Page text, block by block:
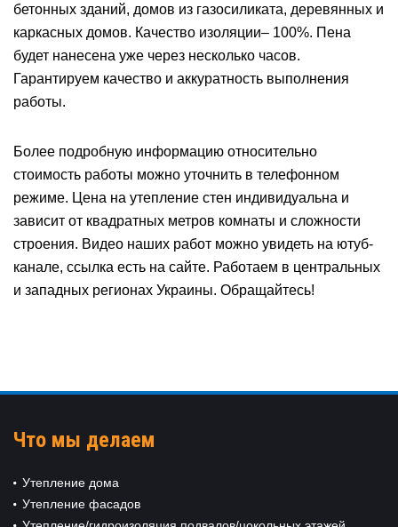
бетонных зданий, домов из газосиликата, деревянных и
каркасных домов. Качество изоляции– 100%. Пена
будет нанесена уже через несколько часов.
Гарантируем качество и аккуратность выполнения
работы.
Более подробную информацию относительно
стоимость работы можно уточнить в телефонном
режиме. Цена на утепление стен индивидуальна и
зависит от квадратных метров комнаты и сложности
строения. Видео наших работ можно увидеть на ютуб-
канале, ссылка есть на сайте. Работаем в центральных
и западных регионах Украины. Обращайтесь!
Что мы делаем
Утепление дома
Утепление фасадов